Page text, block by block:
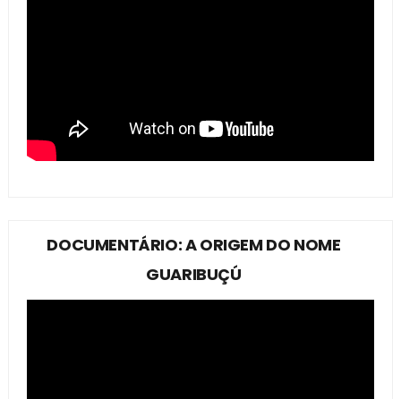
DOCUMENTÁRIO: A ORIGEM DO NOME
GUARIBUÇÚ